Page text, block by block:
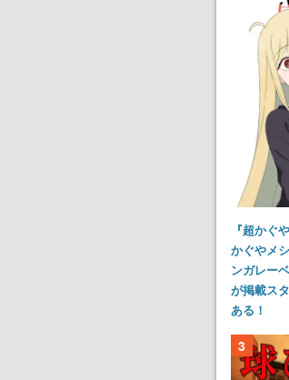
『超かぐ
かぐやメ
ンガレー
が掲載ス
ある！
3